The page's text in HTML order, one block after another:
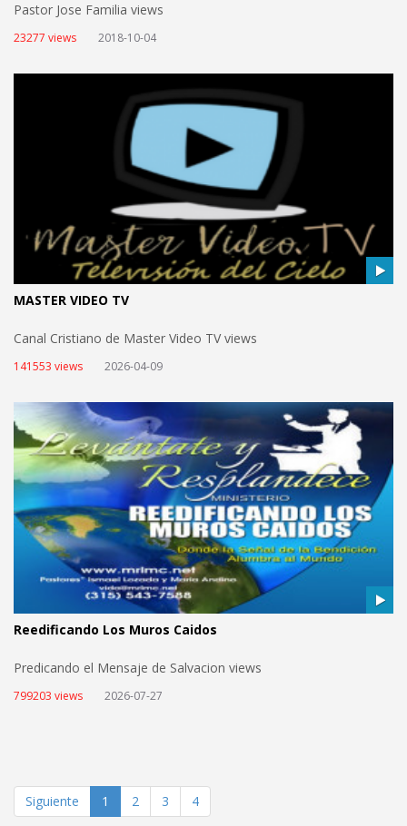
Pastor Jose Familia views
23277 views 2018-10-04
MASTER VIDEO TV
Canal Cristiano de Master Video TV views
141553 views 2026-04-09
Reedificando Los Muros Caidos
Predicando el Mensaje de Salvacion views
799203 views 2026-07-27
Siguiente 1 2 3 4